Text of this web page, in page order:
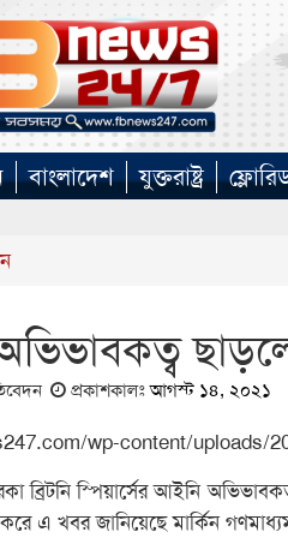
বাংলাদেশ যুক্তরাষ্ট্র
অভিভাবকত্ব
প্রকাশকালঃআগস্ট ১৪, ২০২১
ব্রিটনি স্পিয়ার্সের আইনি
এ খবর জানিয়েছে মার্কিন